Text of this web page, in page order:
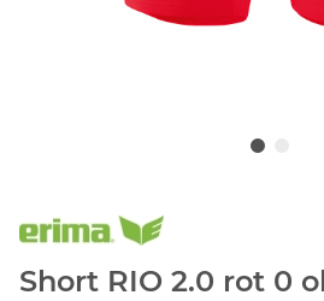
Short RIO 2.0 rot 0